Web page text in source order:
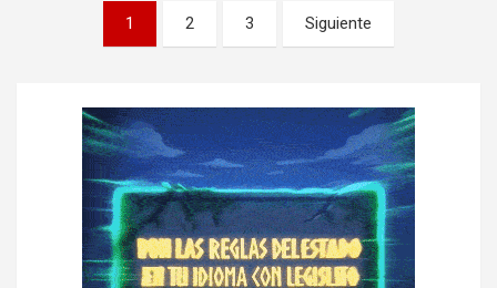
1 2 3 Siguiente